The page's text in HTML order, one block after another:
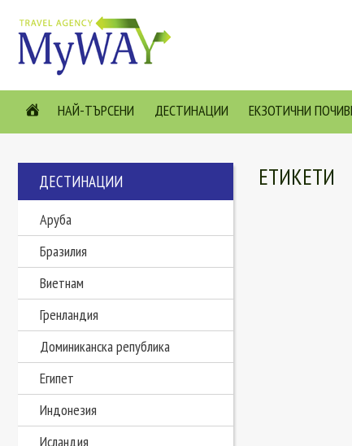
НАЙ-ТЪРСЕНИ ДЕСТИНАЦИИ ЕКЗОТИЧНИ
ДЕСТИНАЦИИ
Аруба
Бразилия
Виетнам
Гренландия
Доминиканска република
Египет
Индонезия
Исландия
ЕТИКЕТИ